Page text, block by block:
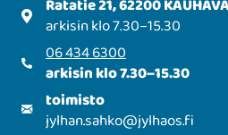
Ratatie 21, 62200
arkisin klo 7.30–15.30
06 434 6300
arkisin klo 7.30–15.30
toimisto
jylhan.sahko@jylhaos.fi